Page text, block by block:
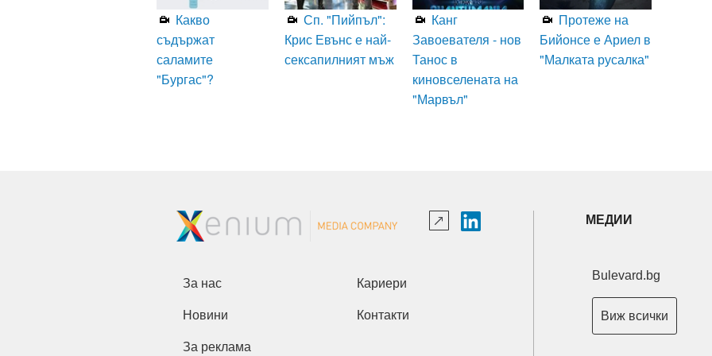
Какво
съдържат
саламите
"Бургас"?
Сп. "Пийпъл":
Крис Евънс е най-
сексапилният мъж
Канг
Завоевателя - нов
Танос в
киновселената на
"Марвъл"
Протеже на
Бийонсе е Ариел в
"Малката русалка"
За нас Кариери
Новини Контакти
За реклама
МЕДИИ
Bulevard.bg
Виж всички